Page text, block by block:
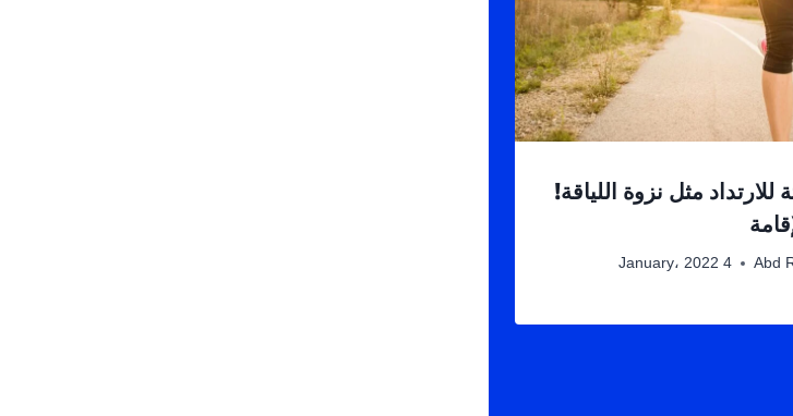
للارتداد مثل نزوة اللياقة!
Abd 4 January، 2022